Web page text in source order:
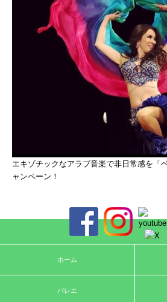
エキゾチックなアラブ音楽で非日常感を「
ャンペーン！
ホーム
バレエ